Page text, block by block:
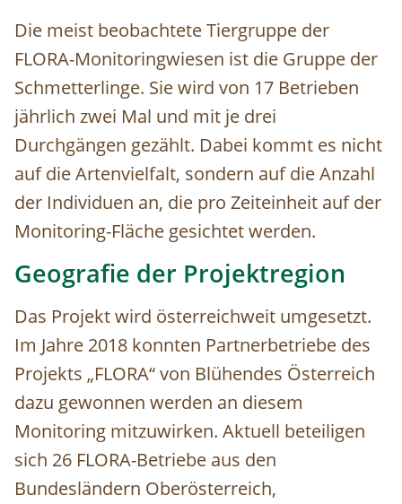
Die meist beobachtete Tiergruppe der
FLORA-Monitoringwiesen ist die Gruppe der
Schmetterlinge. Sie wird von 17 Betrieben
jährlich zwei Mal und mit je drei
Durchgängen gezählt. Dabei kommt es nicht
auf die Artenvielfalt, sondern auf die Anzahl
der Individuen an, die pro Zeiteinheit auf der
Monitoring-Fläche gesichtet werden.
Geografie der Projektregion
Das Projekt wird österreichweit umgesetzt.
Im Jahre 2018 konnten Partnerbetriebe des
Projekts „FLORA“ von Blühendes Österreich
dazu gewonnen werden an diesem
Monitoring mitzuwirken. Aktuell beteiligen
sich 26 FLORA-Betriebe aus den
Bundesländern Oberösterreich,